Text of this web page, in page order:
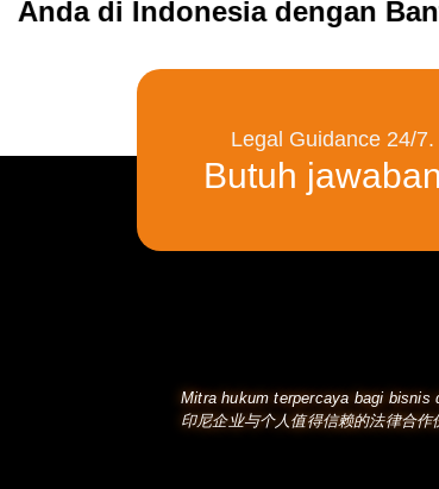
di Indonesia dengan
Legal Guidance 24/7.
Butuh
Mitra hukum terpercaya bagi bisnis
印尼企业与个人值得信赖的法律合作